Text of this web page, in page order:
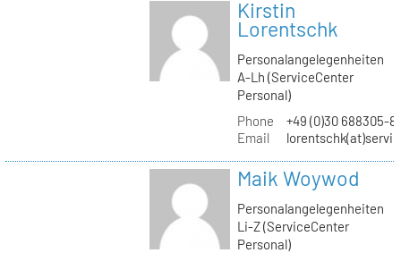
Kirstin
Lorentschk
Personalangelegenheiten
A-Lh (ServiceCenter
Personal)
Phone
+49 (0)30 688305-
Email
Maik Woywod
Personalangelegenheiten
Li-Z (ServiceCenter
Personal)